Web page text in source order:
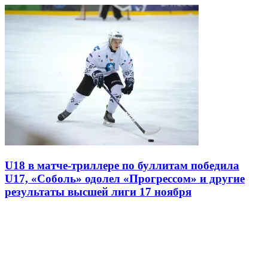
U18 в матче-триллере по буллитам победила
U17, «Соболь» одолел «Прогрессом» и другие
результаты высшей лиги 17 ноября